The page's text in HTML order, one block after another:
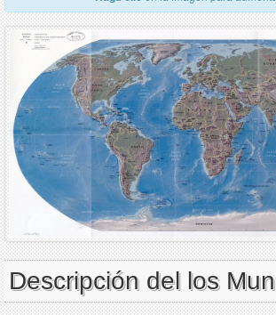
Descripción del los